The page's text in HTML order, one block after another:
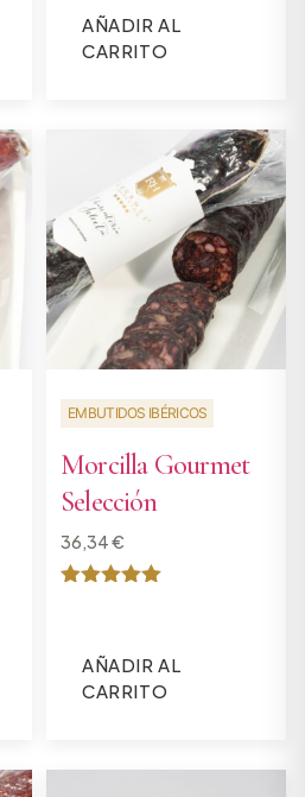
con
de 5
AÑADIR AL
CARRITO
EMBUTIDOS IBÉRICOS
Morcilla Gourmet
Selección
36,34€
de 5AÑADIR AL
CARRITO